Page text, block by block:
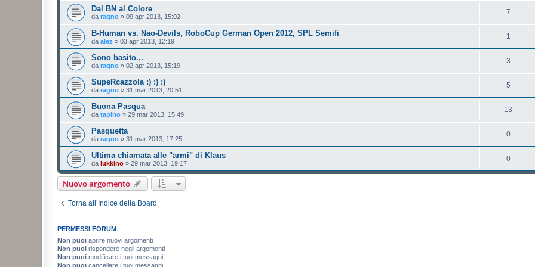
Dal BN al Colore
da ragno » 09 apr 2013, 15:02
7
B-Human vs. Nao-Devils, RoboCup German Open 2012, SPL Semifi
da alez » 03 apr 2013, 12:19
1
Sono basito...
da ragno » 02 apr 2013, 15:19
3
SupeRcazzola :) :) :)
da ragno » 31 mar 2013, 20:51
5
Buona Pasqua
da tapino » 29 mar 2013, 15:49
13
Pasquetta
da ragno » 31 mar 2013, 17:25
0
Ultima chiamata alle "armi" di Klaus
da lukkino » 29 mar 2013, 19:17
0
Nuovo argomento
Torna all’Indice della Board
PERMESSI FORUM
Non puoi aprire nuovi argomenti
Non puoi rispondere negli argomenti
Non puoi modificare i tuoi messaggi
Non puoi cancellare i tuoi messaggi